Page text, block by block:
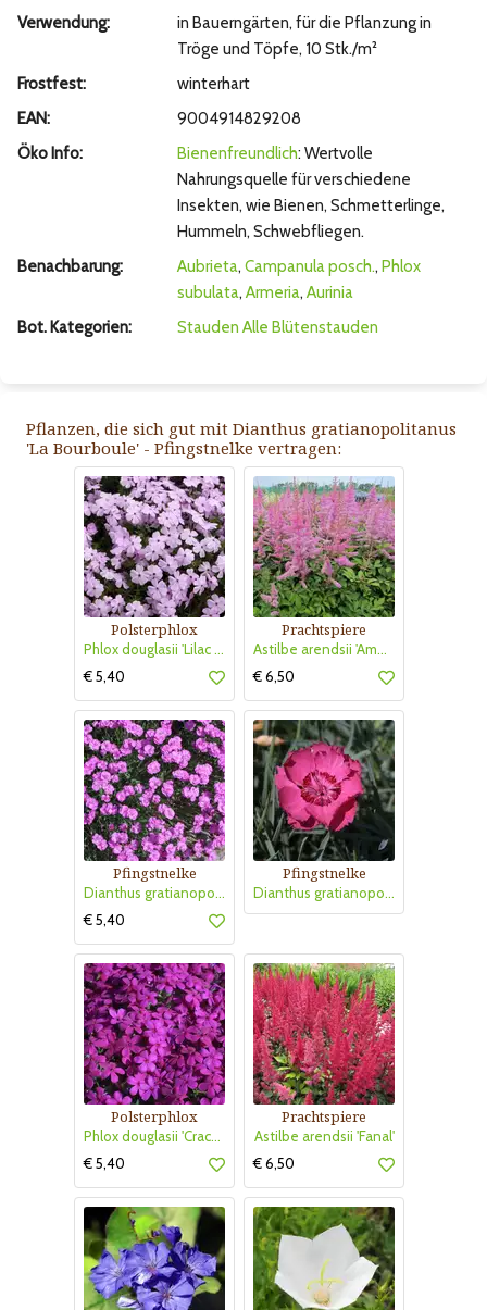
Verwendung:
in Bauerngärten, für die Pflanzung in
Tröge und Töpfe, 10 Stk./m²
Frostfest:
winterhart
EAN:
9004914829208
Öko Info:
Bienenfreundlich: Wertvolle
Nahrungsquelle für verschiedene
Insekten, wie Bienen, Schmetterlinge,
Hummeln, Schwebfliegen.
Benachbarung:
Aubrieta, Campanula posch., Phlox
subulata, Armeria, Aurinia
Bot. Kategorien:
Stauden Alle Blütenstauden
Pflanzen, die sich gut mit Dianthus gratianopolitanus
'La Bourboule' - Pfingstnelke vertragen:
Polsterphlox
Phlox douglasii 'Lilac Cloud'
€ 5,40
Prachtspiere
Astilbe arendsii 'Amethyst'
€ 6,50
Pfingstnelke
Dianthus gratianopolitanus 'Pink Jewel'
€ 5,40
Pfingstnelke
Dianthus gratianopolitanus 'Rotkäppchen'
Polsterphlox
Phlox douglasii 'Crackerjack'
€ 5,40
Prachtspiere
Astilbe arendsii 'Fanal'
€ 6,50